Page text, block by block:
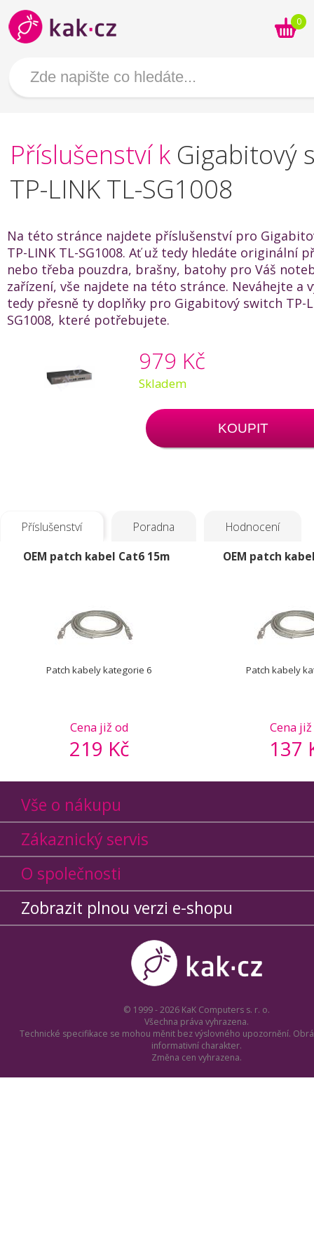
0
Příslušenství k Gigabitový
TP-LINK TL-SG1008
Na této stránce najdete příslušenství pro
TP-LINK TL-SG1008. Ať už tedy hledáte originální
nebo třeba pouzdra, brašny, batohy pro Váš
zařízení, vše najdete na této stránce. Neváhejte a
tedy přesně ty doplňky pro Gigabitový switch TP-
SG1008, které potřebujete.
979 Kč
Skladem
KOUPIT
Příslušenství Poradna Hodnocení
OEM patch kabel Cat6 15m
Cena již od
219 Kč
Patch kabely kategorie 6
OEM patch
Cena
137
Patch kabely
Vše o nákupu
Zákaznický servis
O společnosti
Zobrazit plnou verzi e-shopu
© 1999 - 2026 KaK Computers s. r. o.
Všechna práva vyhrazena.
Technické specifikace se mohou měnit bez výslovného upozornění.
informativní charakter.
Změna cen vyhrazena.